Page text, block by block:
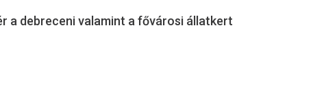
a debreceni valamint a fővárosi állatkert